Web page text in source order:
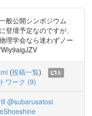
般公開シンポジウム
登壇予定なのですが、
理学会なら迷わずノー
(投稿一覧)
5
ワーク (9)
@subarusatosi